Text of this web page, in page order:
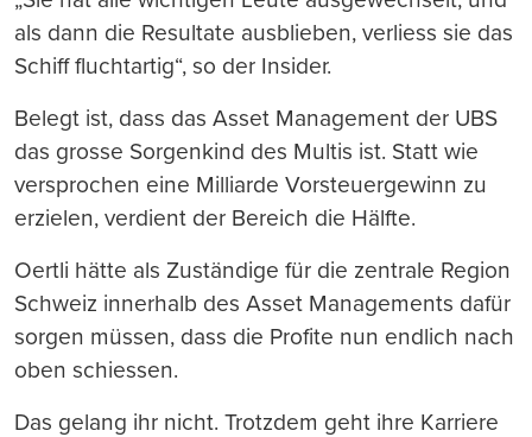
als dann die Resultate ausblieben, verliess sie das
Schiff fluchtartig“, so der Insider.
Belegt ist, dass das Asset Management der UBS
das grosse Sorgenkind des Multis ist. Statt wie
versprochen eine Milliarde Vorsteuergewinn zu
erzielen, verdient der Bereich die Hälfte.
Oertli hätte als Zuständige für die zentrale Region
Schweiz innerhalb des Asset Managements dafür
sorgen müssen, dass die Profite nun endlich nach
oben schiessen.
Das gelang ihr nicht. Trotzdem geht ihre Karriere